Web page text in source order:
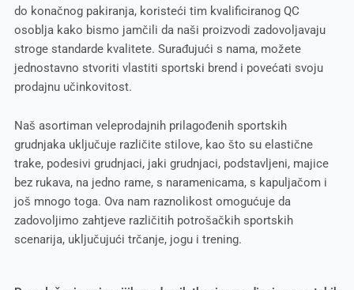
do konačnog pakiranja, koristeći tim kvalificiranog QC
osoblja kako bismo jamčili da naši proizvodi zadovoljavaju
stroge standarde kvalitete. Surađujući s nama, možete
jednostavno stvoriti vlastiti sportski brend i povećati svoju
prodajnu učinkovitost.
Naš asortiman veleprodajnih prilagođenih sportskih
grudnjaka uključuje različite stilove, kao što su elastične
trake, podesivi grudnjaci, jaki grudnjaci, podstavljeni, majice
bez rukava, na jedno rame, s naramenicama, s kapuljačom i
još mnogo toga. Ova nam raznolikost omogućuje da
zadovoljimo zahtjeve različitih potrošačkih sportskih
scenarija, uključujući trčanje, jogu i trening.